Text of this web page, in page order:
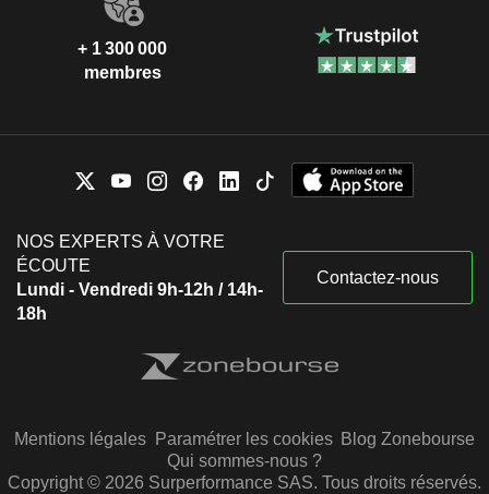
+ 1 300 000
membres
NOS EXPERTS À VOTRE
ÉCOUTE
Lundi - Vendredi 9h-12h / 14h-
18h
Contactez-nous
Mentions légales Paramétrer les cookies Blog Zonebourse
Qui sommes-nous ?
Copyright © 2026 Surperformance SAS. Tous droits réservés.